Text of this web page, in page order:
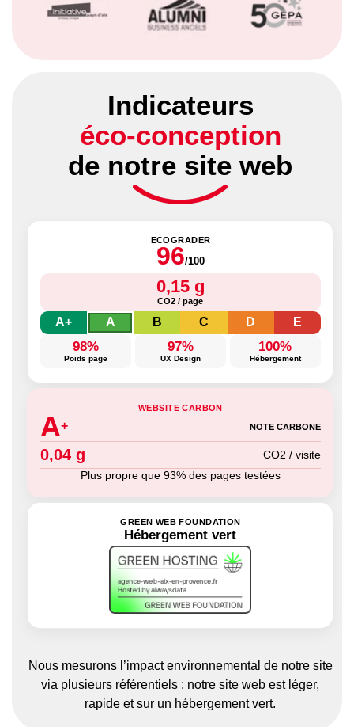
Indicateurs
éco-conception
de notre site web
ECOGRADER
96/100
0,15 g
CO2 / page
A+ A B C D E
98%
Poids page
97%
UX Design
100%
Hébergement
WEBSITE CARBON
A+ NOTE CARBONE
0,04 g
CO2 / visite
Plus propre que 93% des pages testées
GREEN WEB FOUNDATION
Hébergement vert
Nous mesurons l’impact environnemental de notre site
via plusieurs référentiels : notre site web est léger,
rapide et sur un hébergement vert.